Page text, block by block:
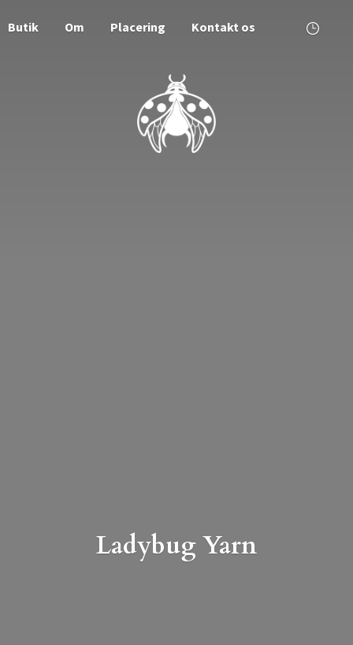
Butik Om Placering Kontakt os
Ladybug Yarn